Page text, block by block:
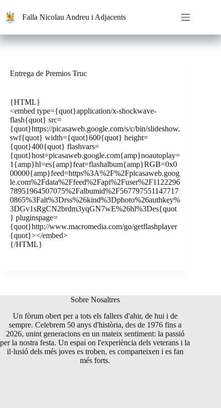
contenido
Falla Nicolau Andreu i Adjacents
Entrega de Premios Truc
{HTML}
<embed type={quot}application/x-shockwave-
flash{quot} src=
{quot}https://picasaweb.google.com/s/c/bin/slideshow.
swf{quot} width={quot}600{quot} height=
{quot}400{quot} flashvars=
{quot}host=picasaweb.google.com{amp}noautoplay=
1{amp}hl=es{amp}feat=flashalbum{amp}RGB=0x0
00000{amp}feed=https%3A%2F%2Fpicasaweb.goog
le.com%2Fdata%2Ffeed%2Fapi%2Fuser%2F1122296
78951964507075%2Falbumid%2F567797551147717
0865%3Falt%3Drss%26kind%3Dphoto%26authkey%
3DGv1sRgCN2brdm3yqGN7wE%26hl%3Des{quot
} pluginspage=
{quot}http://www.macromedia.com/go/getflashplayer
{quot}></embed>
{/HTML}
Sobre Nosaltres
Un fòrum obert per a tots els fallers d'ahir, de hui i de
sempre. Celebrem 50 anys d'història, des de 1976 fins a
2026, unint generacions en un mateix sentiment: la passió
per la nostra festa. Un espai on l'experiència dels veterans i la
il·lusió dels més joves es troben, es comparteixen i es fan
més forts.